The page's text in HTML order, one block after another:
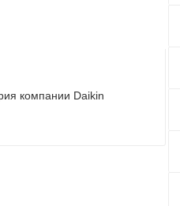
компании Daikin